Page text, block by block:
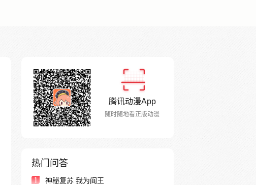
腾讯动漫App
随时随地看正版动漫
热门问答
1 神秘复苏 我为阎王